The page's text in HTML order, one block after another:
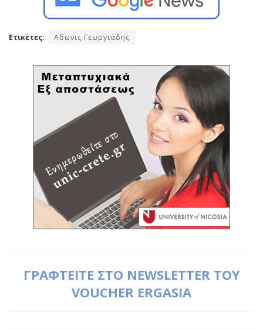
Ετικέτες: Αδωνις Γεωργιάδης
ΓΡΑΦΤΕΙΤΕ ΣΤΟ NEWSLETTER ΤΟΥ
VOUCHER ERGASIA